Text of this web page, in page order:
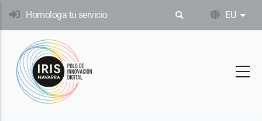
Skip
content
Homologa tu servicio EU